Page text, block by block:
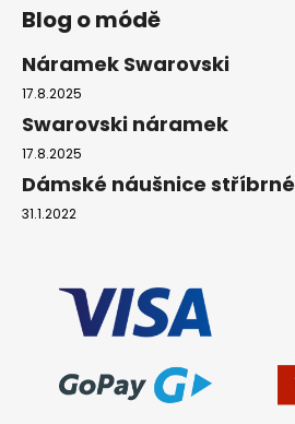
Blog o módě
Náramek Swarovski
17.8.2025
Swarovski náramek
17.8.2025
Dámské náušnice stříbrné
31.1.2022